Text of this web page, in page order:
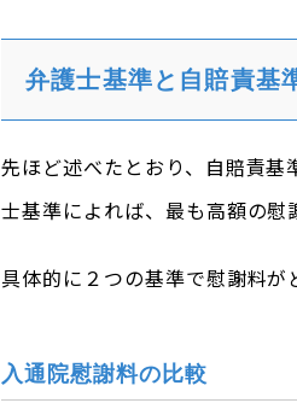
弁護士基準と自賠責基
先ほど述べたとおり、自賠責
士基準によれば、最も高額の慰
具体的に２つの基準で慰謝料が
入通院慰謝料の比較